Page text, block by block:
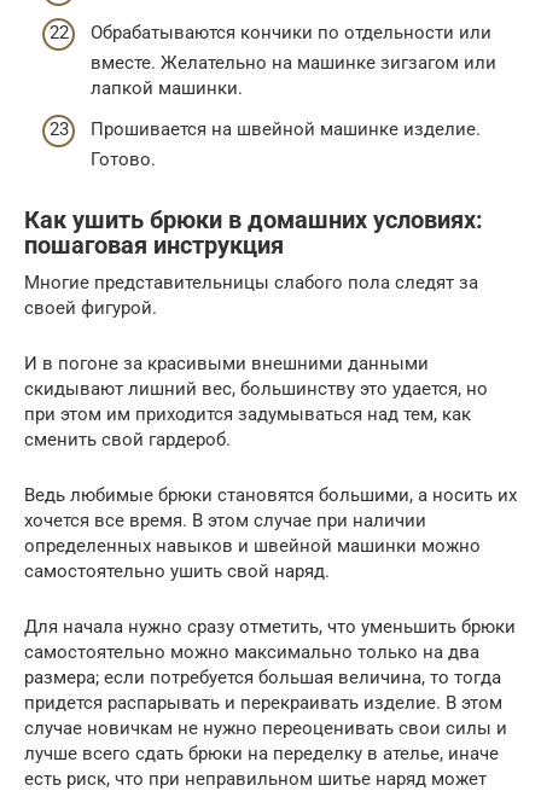
Обрабатываются кончики по отдельности или
вместе. Желательно на машинке зигзагом или
лапкой машинки.
Прошивается на швейной машинке изделие.
Готово.
Как ушить брюки в домашних условиях:
пошаговая инструкция
Многие представительницы слабого пола следят за
своей фигурой.
И в погоне за красивыми внешними данными
скидывают лишний вес, большинству это удается, но
при этом им приходится задумываться над тем, как
сменить свой гардероб.
Ведь любимые брюки становятся большими, а носить их
хочется все время. В этом случае при наличии
определенных навыков и швейной машинки можно
самостоятельно ушить свой наряд.
Для начала нужно сразу отметить, что уменьшить брюки
самостоятельно можно максимально только на два
размера; если потребуется большая величина, то тогда
придется распарывать и перекраивать изделие. В этом
случае новичкам не нужно переоценивать свои силы и
лучше всего сдать брюки на переделку в ателье, иначе
есть риск, что при неправильном шитье наряд может